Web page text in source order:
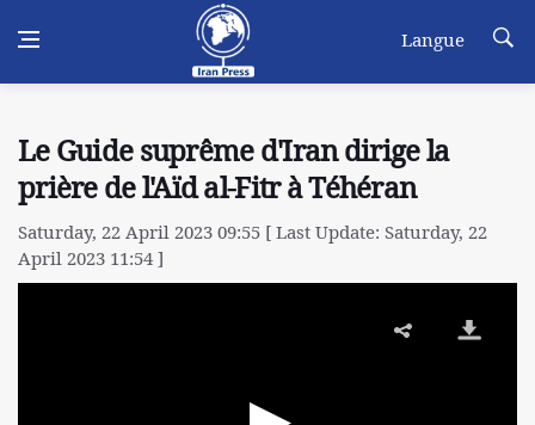
Langue
Le Guide suprême d'Iran dirige la
prière de l'Aïd al-Fitr à Téhéran
Saturday, 22 April 2023 09:55 [ Last Update: Saturday, 22
April 2023 11:54 ]